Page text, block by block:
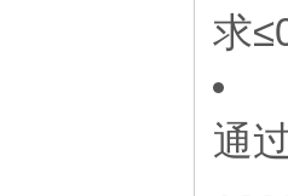
求
通